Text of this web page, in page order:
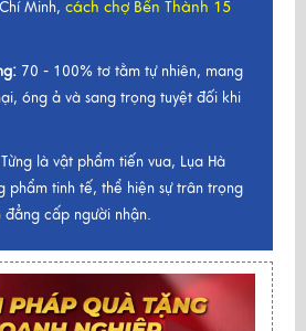
Minh, cách chợ Bến Thành 15
70 - 100% tơ tằm tự nhiên, mang
óng ả và sang trọng tuyệt đối khi
Từng là vật phẩm tiến vua, Lụa Hà
phẩm tinh tế, thể hiện sự trân trọng
cấp người nhận.